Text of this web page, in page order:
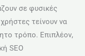
σε φυσικές
τείνουν να
τρόπο. Επιπλέον,
SEO